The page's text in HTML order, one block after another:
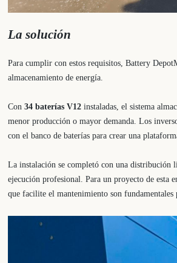
La solución
Para cumplir con estos requisitos, Battery
almacenamiento de energía.
Con 34 baterías V12 instaladas, el sistema
menor producción o mayor demanda. Los
con el banco de baterías para crear una
La instalación se completó con una distribución
ejecución profesional. Para un proyecto de esta
que facilite el mantenimiento son